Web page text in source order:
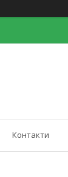
Контакти